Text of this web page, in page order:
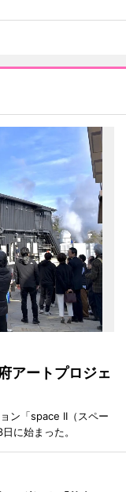
アートプロジェ
ン「space II（スペー
に始まった。